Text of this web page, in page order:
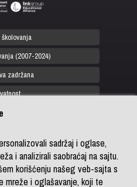
(2007-2024)
zadržana
4182 114
4182 176
902 961
sadržaj i oglase,
i analizirali saobraćaj na sajtu.
korišćenju našeg veb-sajta s
mreže i oglašavanje, koji te